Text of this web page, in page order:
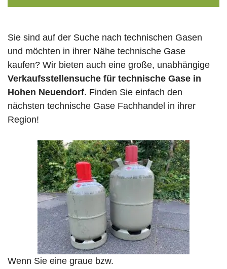
Sie sind auf der Suche nach technischen Gasen
und möchten in ihrer Nähe technische Gase
kaufen? Wir bieten auch eine große, unabhängige
Verkaufsstellensuche für technische Gase in
Hohen Neuendorf. Finden Sie einfach den
nächsten technische Gase Fachhandel in ihrer
Region!
Wenn Sie eine graue bzw.